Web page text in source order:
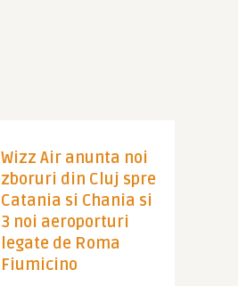
Wizz Air anunta noi
zboruri din Cluj spre
Catania si Chania si
3 noi aeroporturi
legate de Roma
Fiumicino